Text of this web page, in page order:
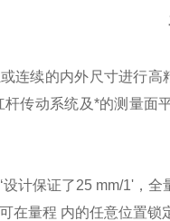
连续的内外尺寸进行
杆传动系统及*的测量面
设计保证了25 mm/1'，
在量程 内的任意位置锁